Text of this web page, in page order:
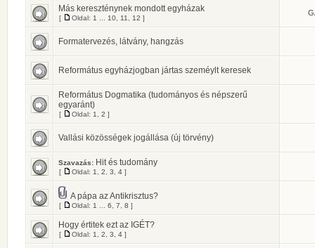
Más kereszténynek mondott egyházak
[ Oldal: 1 10 11 12 ]
Formatervezés, látvány, hangzás
Református egyházjogban jártas szeméylt keresek
Református Dogmatika (tudományos és népszerű
egyaránt)
[ Oldal: 1 2 ]
Vallási közösségek jogállása (új törvény)
Szavazás: Hit és tudomány
[ Oldal: 1 2 3 4 ]
A pápa az Antikrisztus?
[ Oldal: 1 6 7 8 ]
Hogy értitek ezt az IGÉT?
[ Oldal: 1 2 3 4 ]